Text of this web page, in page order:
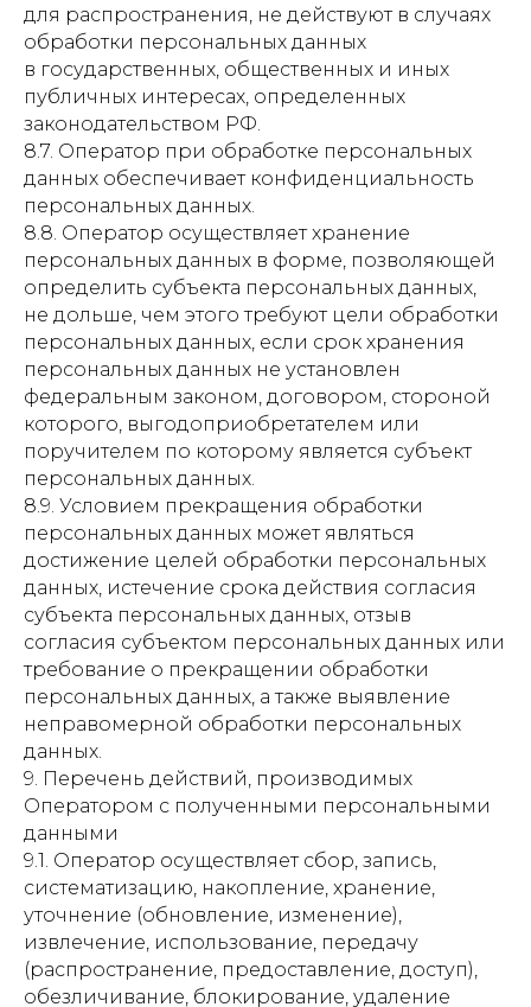
для распространения, не действуют в случаях
обработки персональных данных
в государственных, общественных и иных
публичных интересах, определенных
законодательством РФ.
8.7. Оператор при обработке персональных
данных обеспечивает конфиденциальность
персональных данных.
8.8. Оператор осуществляет хранение
персональных данных в форме, позволяющей
определить субъекта персональных данных,
не дольше, чем этого требуют цели обработки
персональных данных, если срок хранения
персональных данных не установлен
федеральным законом, договором, стороной
которого, выгодоприобретателем или
поручителем по которому является субъект
персональных данных.
8.9. Условием прекращения обработки
персональных данных может являться
достижение целей обработки персональных
данных, истечение срока действия согласия
субъекта персональных данных, отзыв
согласия субъектом персональных данных или
требование о прекращении обработки
персональных данных, а также выявление
неправомерной обработки персональных
данных.
9. Перечень действий, производимых
Оператором с полученными персональными
данными
9.1. Оператор осуществляет сбор, запись,
систематизацию, накопление, хранение,
уточнение (обновление, изменение),
извлечение, использование, передачу
(распространение, предоставление, доступ),
обезличивание, блокирование, удаление